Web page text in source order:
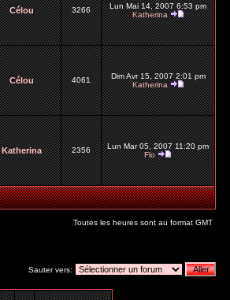
Célou 3266
Lun Mai 14, 2007 6:53 pm
Katherina
Célou 4061
Dim Avr 15, 2007 2:01 pm
Katherina
Katherina 2356
Lun Mar 05, 2007 11:20 pm
Flo
Toutes les heures sont au format GMT
Sauter vers: